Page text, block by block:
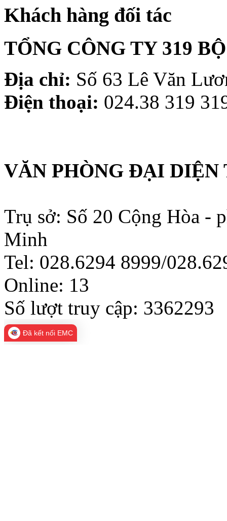
Khách hàng đối tác
TỔNG CÔNG TY 319
Địa chỉ: Số 63 Lê Văn
Điện thoại: 024.38 319
VĂN PHÒNG ĐẠI
Trụ sở: Số 20 Cộng Hòa -
Minh
Tel: 028.6294 8999/
Online: 13
Số lượt truy cập: 3362293
Đã kết nối EMC